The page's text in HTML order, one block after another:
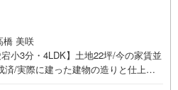
橋 美咲
宕小3分・4LDK】土地22坪/今の家賃並
済/実際に建った建物の造りと仕上が